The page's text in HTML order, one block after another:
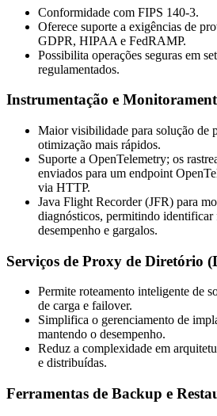
Conformidade com FIPS 140-3.
Oferece suporte a exigências de
GDPR, HIPAA e FedRAMP.
Possibilita operações seguras em
regulamentados.
Instrumentação e
Maior visibilidade para solução de
otimização mais rápidos.
Suporte a OpenTelemetry; os
enviados para um endpoint
via HTTP.
Java Flight Recorder (JFR) para
diagnósticos, permitindo identificar
desempenho e gargalos.
Serviços de Proxy de Diretório
Permite roteamento inteligente de
de carga e failover.
Simplifica o gerenciamento de
mantendo o desempenho.
Reduz a complexidade em
e distribuídas.
Ferramentas de Backup e